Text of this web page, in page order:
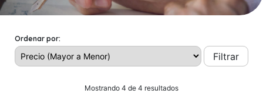
Ordenar por:
Filtrar
Mostrando 4 de 4 resultados